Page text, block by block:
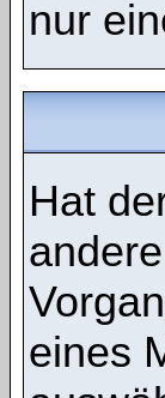
nur
Hat
eines